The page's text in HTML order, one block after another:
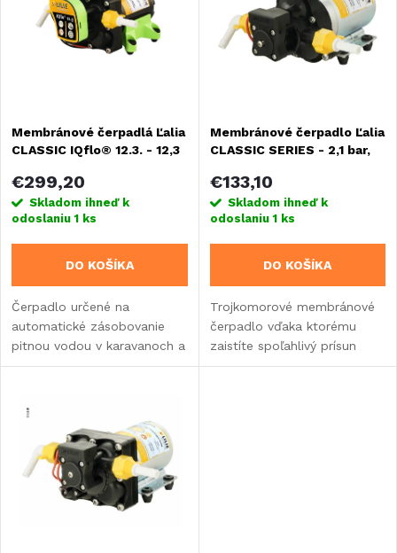
e
p
r
o
d
u
k
Abecedne
s
p
r
o
d
u
o
Membránové čerpadlá Ľalia
CLASSIC IQflo® 12.3. - 12,3
€299,20
Skladom ihneď k
odoslaniu1 ks
DO KOŠÍKA
Čerpadlo určené na
automatické zásobovanie
pitnou vodou v karavanoch a
obytných vozidlách s tichou
membránovej technológii
zaisťuje...
Membránové čerpadlo Ľalia
CLASSIC SERIES - 2,1 bar,
€133,10
Skladom ihneď k
odoslaniu1 ks
DO KOŠÍKA
Trojkomorové membránové
čerpadlo vďaka ktorému
zaistíte spoľahlivý prísun
vody do kúpeľne, kuchyne aj